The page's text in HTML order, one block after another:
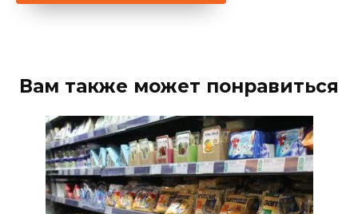
Вам также может понравиться